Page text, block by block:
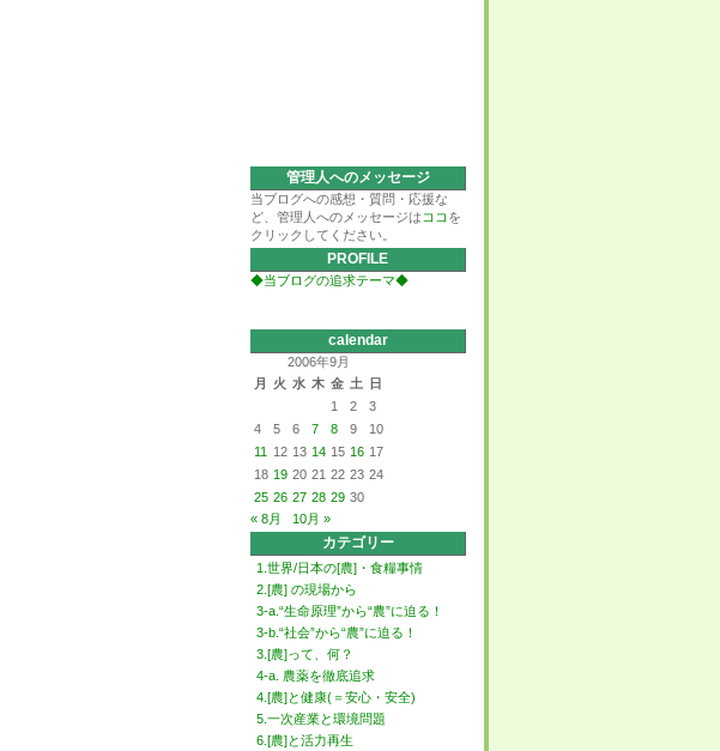
管理人へのメッセージ
当ブログへの感想・質問・応援な
ど、管理人へのメッセージは ココ を
クリックしてください。
PROFILE
◆当ブログの追求テーマ◆
calendar
2006年9月
月
火 水 木 金 土
日
1
2
3
4
5 6 7 8 9
10
11
12 13 14 15 16 17
18 19 20 21 22 23 24
25 26 27 28 29 30
« 8月
10月 »
カテゴリー
1.世界/日本の[農]・食糧事情
2.[農] の現場から
3-a.“生命原理”から“農”に迫る！
3-b.“社会”から“農”に迫る！
3.[農]って、何？
4-a. 農薬を徹底追求
4.[農]と健康(＝安心・安全)
5.一次産業と環境問題
6.[農]と活力再生